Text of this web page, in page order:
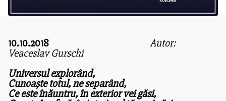
10.10.2018 Autor:
Veaceslav Gurschi
Universul explorând,
Cunoaște totul, ne separând,
Ce este înăuntru, în exterior vei găsi,